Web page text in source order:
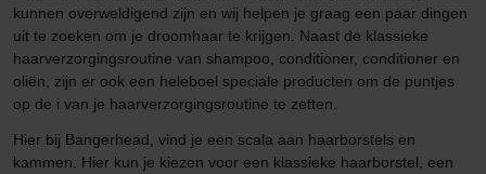
kunnen overweldigend zijn en wij helpen je graag een paar dingen
uit te zoeken om je droomhaar te krijgen. Naast de klassieke
haarverzorgingsroutine van shampoo, conditioner, conditioner en
oliën, zijn er ook een heleboel speciale producten om de puntjes
op de i van je haarverzorgingsroutine te zetten.
Hier bij Bangerhead, vind je een scala aan haarborstels en
kammen. Hier kun je kiezen voor een klassieke haarborstel, een